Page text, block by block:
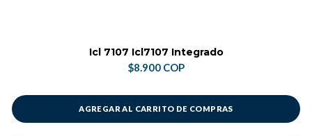
Icl 7107 Icl7107 Integrado
$8.900 COP
AGREGAR AL CARRITO DE COMPRAS